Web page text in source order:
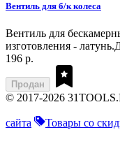
Вентиль для б/к колеса
Вентиль для
изготовления -
196 р.
Продан
© 2017-2026
сайта Товары со